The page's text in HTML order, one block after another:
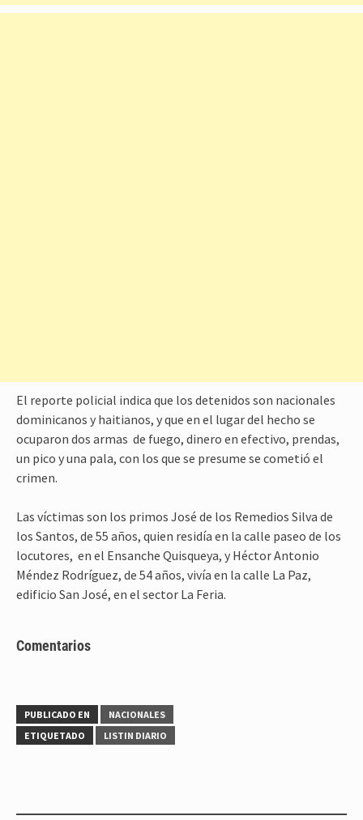
El reporte policial indica que los detenidos son nacionales
dominicanos y haitianos, y que en el lugar del hecho se
ocuparon dos armas de fuego, dinero en efectivo, prendas,
un pico y una pala, con los que se presume se cometió el
crimen.
Las víctimas son los primos José de los Remedios Silva de
los Santos, de 55 años, quien residía en la calle paseo de los
locutores, en el Ensanche Quisqueya, y Héctor Antonio
Méndez Rodríguez, de 54 años, vivía en la calle La Paz,
edificio San José, en el sector La Feria.
Comentarios
PUBLICADO EN
NACIONALES
ETIQUETADO
LISTIN DIARIO